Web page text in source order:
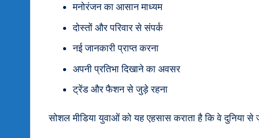
मनोरंजन का आसान माध्यम
दोस्तों और परिवार से संपर्क
नई जानकारी प्राप्त करना
अपनी प्रतिभा दिखाने का अवसर
ट्रेंड और फैशन से जुड़े रहना
सोशल मीडिया युवाओं को यह एहसास कराता है कि वे दुनिया से